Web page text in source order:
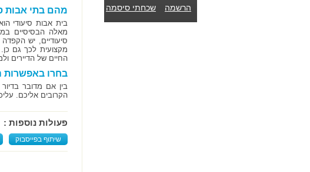
הרשמה שכחתי סיסמה מהם בתי אבות
בית אבות סיעודי
מאלה הבסיסיים
סיעודיים, יש
מקצועית לכך גם
החיים של הדיירים
בחרו באפשרות
בין אם מדובר
הקרובים אליכם.
פעולות נוספות :
שיתוף בפייסבוק